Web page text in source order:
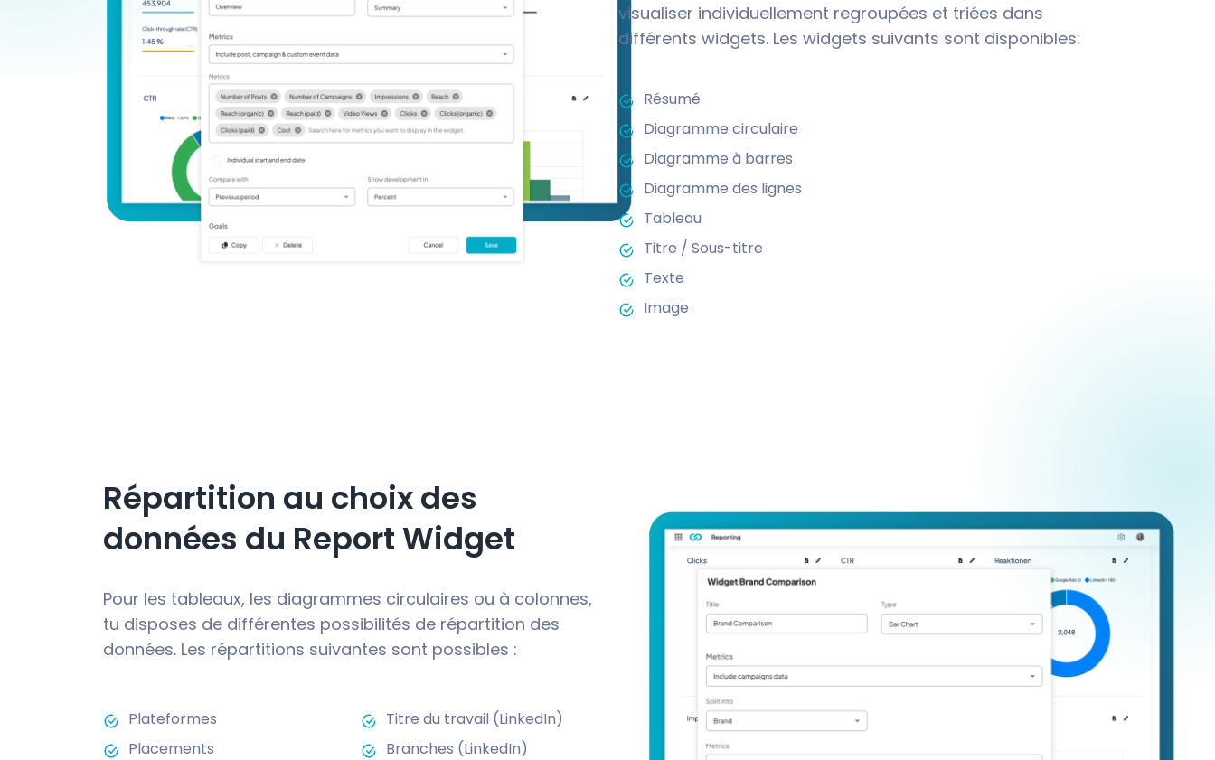
visualiser individuellement regroupées et triées dans
différents widgets. Les widgets suivants sont disponibles:
Résumé
Diagramme circulaire
Diagramme à barres
Diagramme des lignes
Tableau
Titre / Sous-titre
Texte
Image
Répartition au choix des
données du Report Widget
Pour les tableaux, les diagrammes circulaires ou à colonnes,
tu disposes de différentes possibilités de répartition des
données. Les répartitions suivantes sont possibles :
Plateformes
Placements
Titre du travail (LinkedIn)
Branches (LinkedIn)